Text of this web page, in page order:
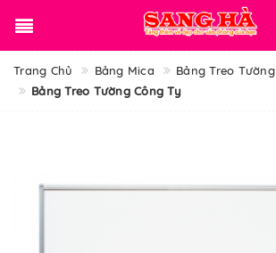
Trang Chủ Bảng Mica
Bảng Treo Tường
Bảng Treo Tường Công Ty